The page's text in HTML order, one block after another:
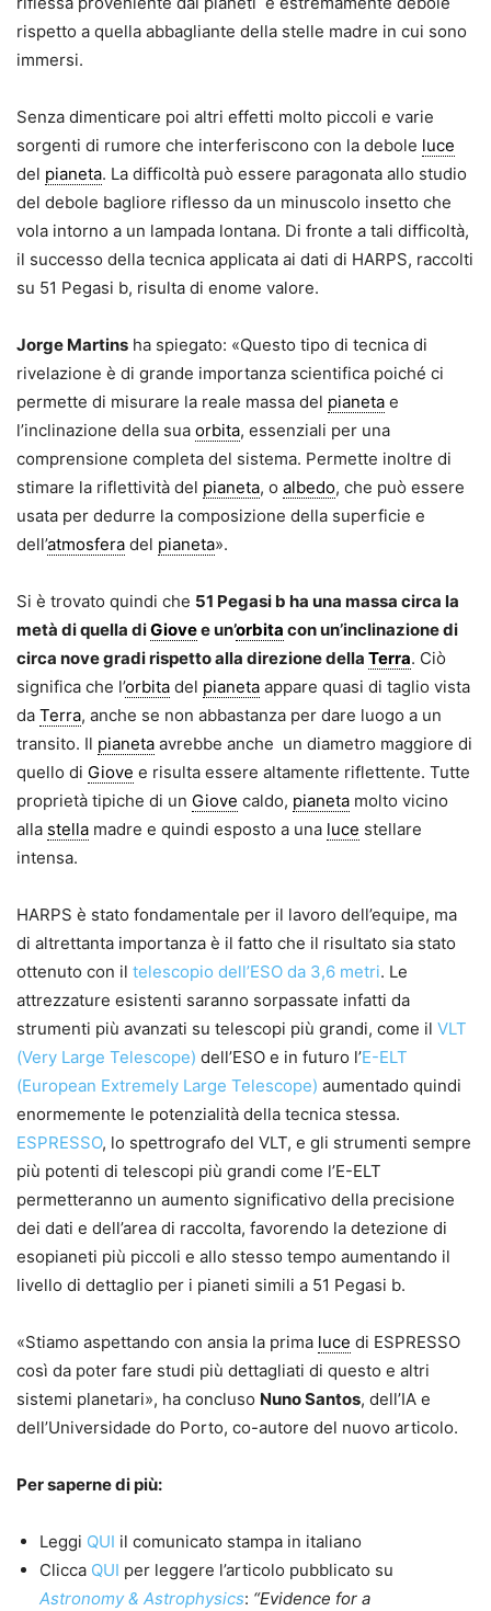
rispetto a quella abbagliante della stelle madre in cui sono
immersi.
Senza dimenticare poi altri effetti molto piccoli e varie
sorgenti di rumore che interferiscono con la debole luce
del pianeta. La difficoltà può essere paragonata allo studio
del debole bagliore riflesso da un minuscolo insetto che
vola intorno a un lampada lontana. Di fronte a tali difficoltà,
il successo della tecnica applicata ai dati di HARPS, raccolti
su 51 Pegasi b, risulta di enome valore.
Jorge Martins ha spiegato: «Questo tipo di tecnica di
rivelazione è di grande importanza scientifica poiché ci
permette di misurare la reale massa del pianeta e
l’inclinazione della sua orbita, essenziali per una
comprensione completa del sistema. Permette inoltre di
stimare la riflettività del pianeta, o albedo, che può essere
usata per dedurre la composizione della superficie e
dell’atmosfera del pianeta».
Si è trovato quindi che 51 Pegasi b ha una massa circa la
metà di quella diGiovee un’orbita con un’inclinazione di
circa nove gradi rispetto alla direzione della Terra. Ciò
significa che l’orbita del pianeta appare quasi di taglio vista
da Terra, anche se non abbastanza per dare luogo a un
transito. Il pianeta avrebbe anche un diametro maggiore di
quello di Giove e risulta essere altamente riflettente. Tutte
proprietà tipiche di un Giove caldo, pianeta molto vicino
alla stella madre e quindi esposto a una luce stellare
intensa.
HARPS è stato fondamentale per il lavoro dell’equipe, ma
di altrettanta importanza è il fatto che il risultato sia stato
ottenuto con il telescopio dell’ESO da 3,6 metri. Le
attrezzature esistenti saranno sorpassate infatti da
strumenti più avanzati su telescopi più grandi, come il VLT
(Very Large Telescope) dell’ESO e in futuro l’E-ELT
(European Extremely Large Telescope) aumentado quindi
enormemente le potenzialità della tecnica stessa.
ESPRESSO, lo spettrografo del VLT, e gli strumenti sempre
più potenti di telescopi più grandi come l’E-ELT
permetteranno un aumento significativo della precisione
dei dati e dell’area di raccolta, favorendo la detezione di
esopianeti più piccoli e allo stesso tempo aumentando il
livello di dettaglio per i pianeti simili a 51 Pegasi b.
«Stiamo aspettando con ansia la prima luce di ESPRESSO
così da poter fare studi più dettagliati di questo e altri
sistemi planetari», ha concluso Nuno Santos, dell’IA e
dell’Universidade do Porto, co-autore del nuovo articolo.
Per saperne di più:
Leggi QUI il comunicato stampa in italiano
Clicca QUI per leggere l’articolo pubblicato su
Astronomy & Astrophysics: “Evidence for a